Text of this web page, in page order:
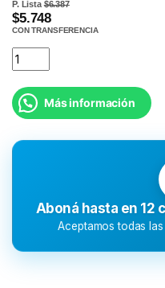
P. Lista$6.387
$5.748
CON TRANSFERENCIA
Más información
Aboná hasta en 12
Aceptamos todas